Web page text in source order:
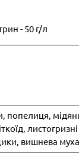
- 50 г/л
попелиця,
листогризні
вишнева